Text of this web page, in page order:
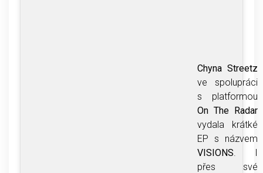
Chyna Streetz
ve spolupráci
s platformou
On The Radar
vydala krátké
EP s názvem
VISIONS . I
přes své